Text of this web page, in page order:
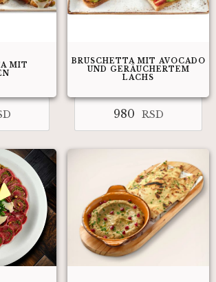
MIT
BRUSCHETTA MIT AVOCADO
UND GERÄUCHERTEM
LACHS
980 RSD